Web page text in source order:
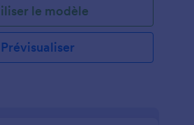
guise et de le partager en le
Web ou en envoyant un lien
Les employés peuvent
d'identification, sélectionner ce
le modèle
Prévisualiser